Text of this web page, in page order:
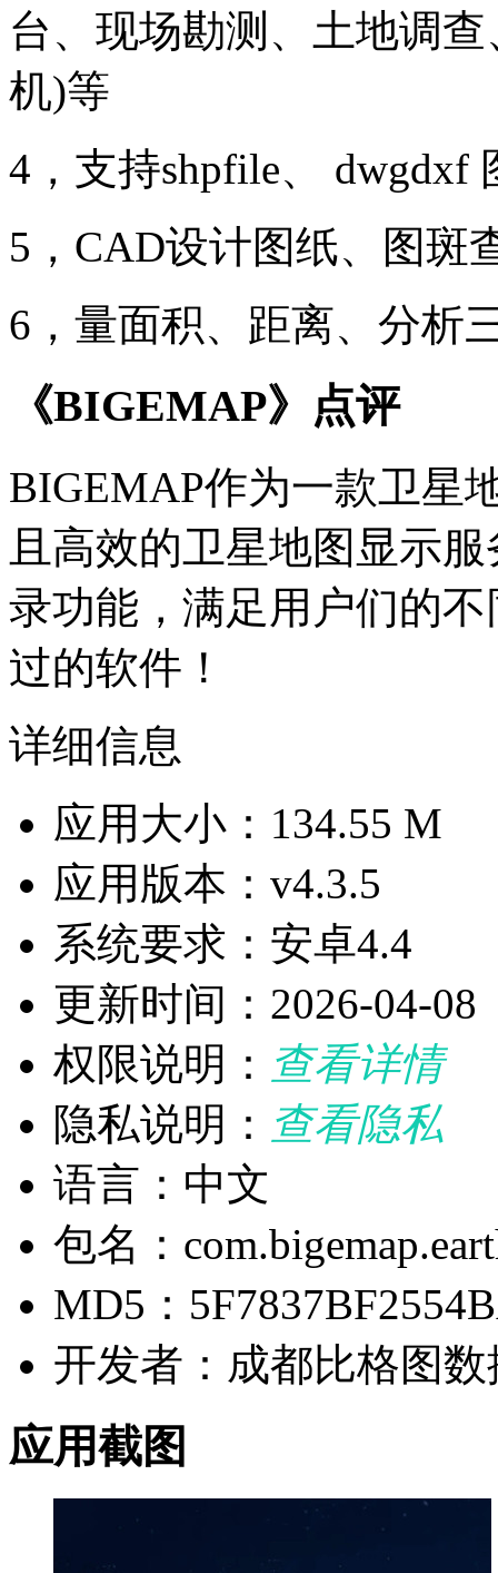
台、现场勘测、土地调
机)等
4，支持shpfile、 dwgdxf
5，CAD设计图纸、图斑
6，量面积、距离、分析
《BIGEMAP》点评
BIGEMAP作为一款卫星
且高效的卫星地图显示
录功能，满足用户们的
过的软件！
详细信息
应用大小：134.55 M
应用版本：v4.3.5
系统要求：安卓4.4
更新时间：2026-04-08
权限说明： 查看详情
隐私说明： 查看隐私
语言：中文
包名：
MD5：
开发者：成都比格图
应用截图